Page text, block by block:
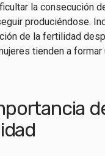
la consecución
produciéndose.
de la fertilidad
tienden a